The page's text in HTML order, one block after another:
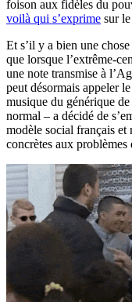
foison aux fidèles du
voilà qui s’exprime sur
Et s’il y a bien une
que lorsque l’extrême-
une note transmise à
peut désormais appeler
musique du générique
normal – a décidé de
modèle social français et
concrètes aux problèmes